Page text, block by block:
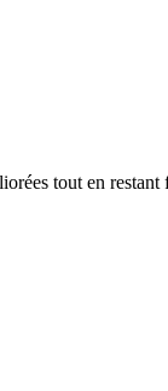
tout en